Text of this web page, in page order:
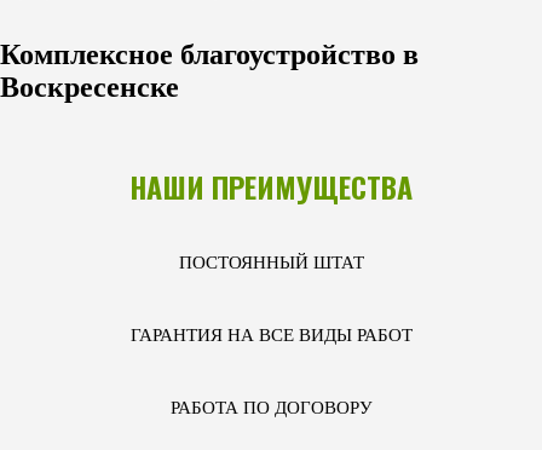
Комплексное благоустройство в
Воскресенске
НАШИ ПРЕИМУЩЕСТВА
ПОСТОЯННЫЙ ШТАТ
ГАРАНТИЯ НА ВСЕ ВИДЫ РАБОТ
РАБОТА ПО ДОГОВОРУ